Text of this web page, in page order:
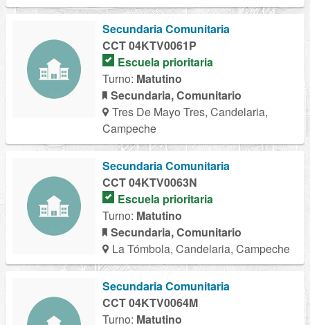
Secundaria Comunitaria
CCT 04KTV0061P
Escuela prioritaria
Turno: Matutino
Secundaria, Comunitario
Tres De Mayo Tres, Candelaria,
Campeche
Secundaria Comunitaria
CCT 04KTV0063N
Escuela prioritaria
Turno: Matutino
Secundaria, Comunitario
La Tómbola, Candelaria, Campeche
Secundaria Comunitaria
CCT 04KTV0064M
Turno: Matutino